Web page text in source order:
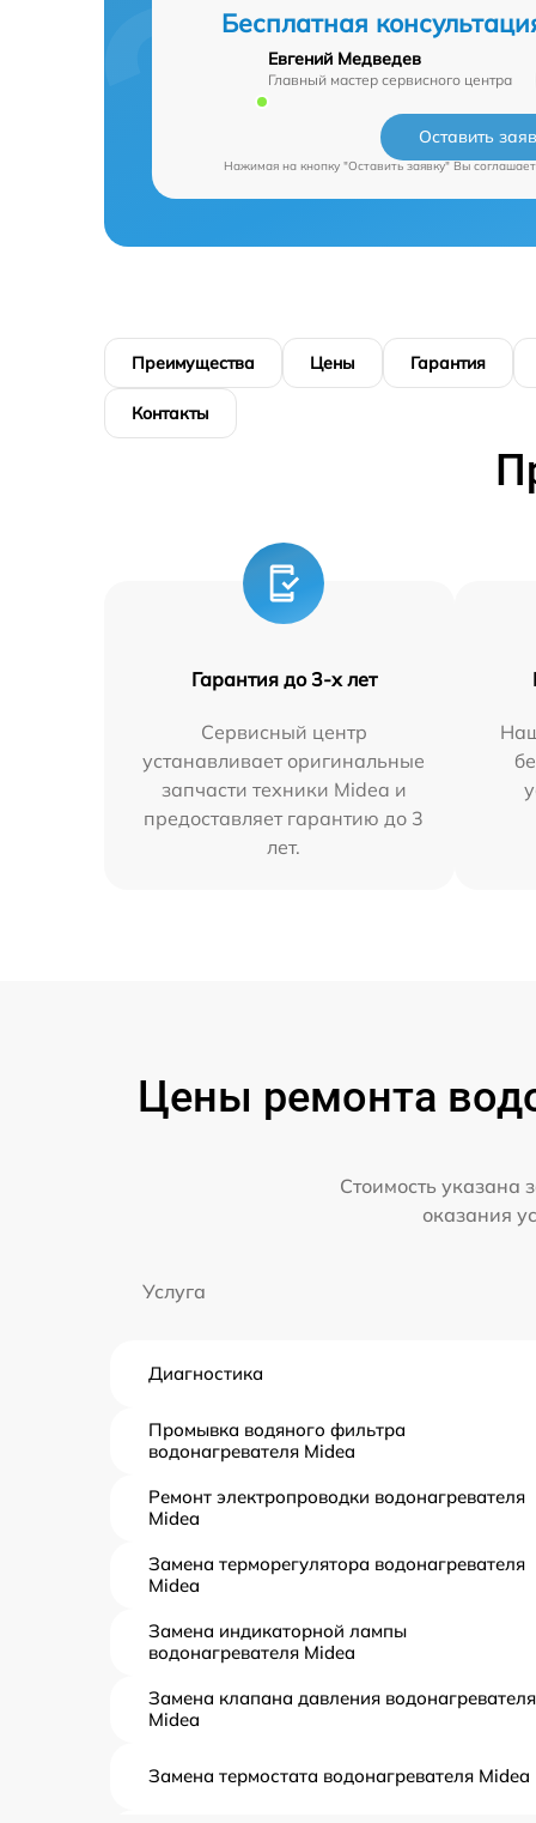
Бесплатная
Евгений Медведев
Главный мастер сервисного центра
Оставить
Нажимая на кнопку "Оставить заявку" Вы
Преимущества Цены Гарантия
Контакты
Гарантия до 3-х лет
Сервисный центр
устанавливает оригинальные
запчасти техники Midea и
предоставляет гарантию до 3
лет.
Цены ремонта
Стоимость указана
оказания
Услуга
Диагностика
Промывка водяного фильтра
водонагревателя Midea
Ремонт электропроводки водонагревателя
Midea
Замена терморегулятора водонагревателя
Midea
Замена индикаторной лампы
водонагревателя Midea
Замена клапана давления водонагревателя
Midea
Замена термостата водонагревателя Midea